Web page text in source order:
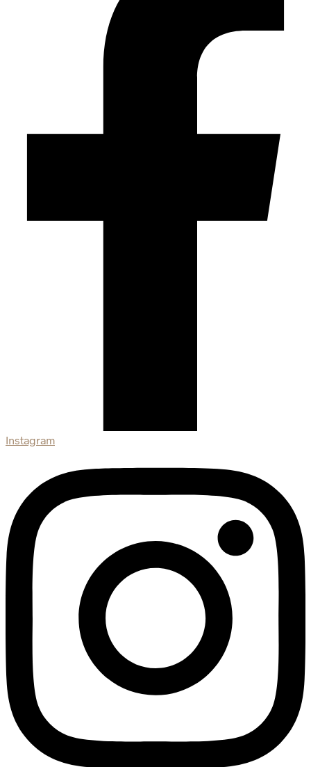
Instagram